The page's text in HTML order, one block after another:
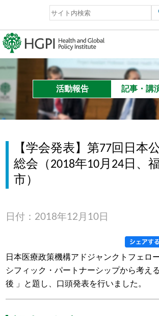
活動報告 記事・講
【学会発表】第77回日本
総会（2018年10月24日、
市）
日付：2018年12月10日
日本医療政策機構アドジャンクトフェロ
シフィック・パートナーシップから考え
後 」と題し、口頭発表を行いました。